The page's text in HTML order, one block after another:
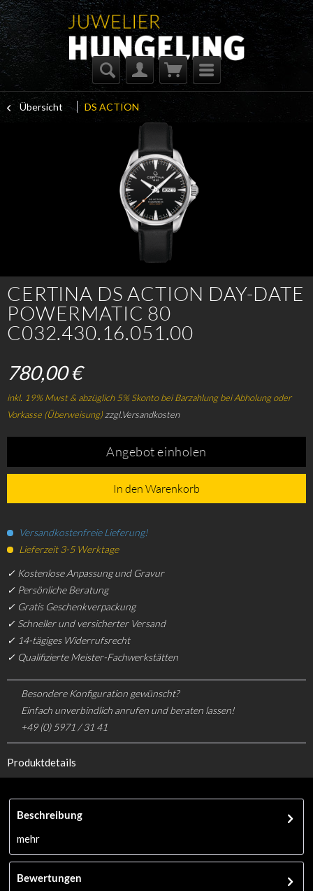
Übersicht DS ACTION
CERTINA DS ACTION DAY-DATE
POWERMATIC 80
C032.430.16.051.00
780,00 €
inkl. 19% Mwst & abzüglich 5% Skonto bei Barzahlung bei Abholung oder
Vorkasse (Überweisung)zzgl.Versandkosten
Angebot einholen
In den Warenkorb
Versandkostenfreie Lieferung!
Lieferzeit 3-5 Werktage
✓ Kostenlose Anpassung und Gravur
✓ Persönliche Beratung
✓ Gratis Geschenkverpackung
✓ Schneller und versicherter Versand
✓ 14-tägiges Widerrufsrecht
✓ Qualifizierte Meister-Fachwerkstätten
Besondere Konfiguration gewünscht?
Einfach unverbindlich anrufen und beraten lassen!
+49 (0) 5971 / 31 41
Produktdetails
Beschreibung
mehr
Bewertungen